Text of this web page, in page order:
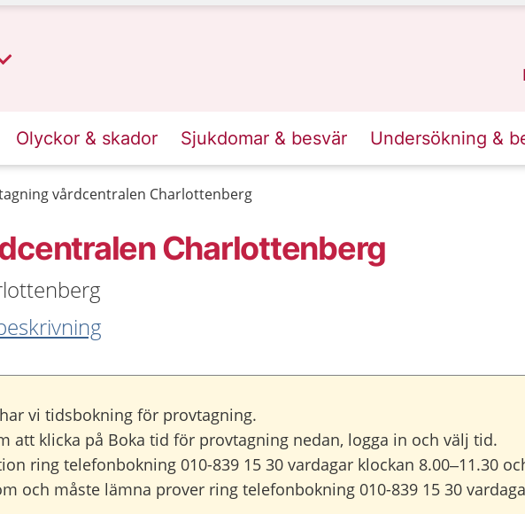
Olyckor & skador Sjukdomar & besvär Undersökning &
vårdcentralen Charlottenberg
Charlottenberg
vi tidsbokning för provtagning.
att klicka på Boka tid för provtagning nedan, logga in och välj tid.
ring telefonbokning 010-839 15 30 vardagar klockan 8.00–11.30
och måste lämna prover ring telefonbokning 010-839 15 30